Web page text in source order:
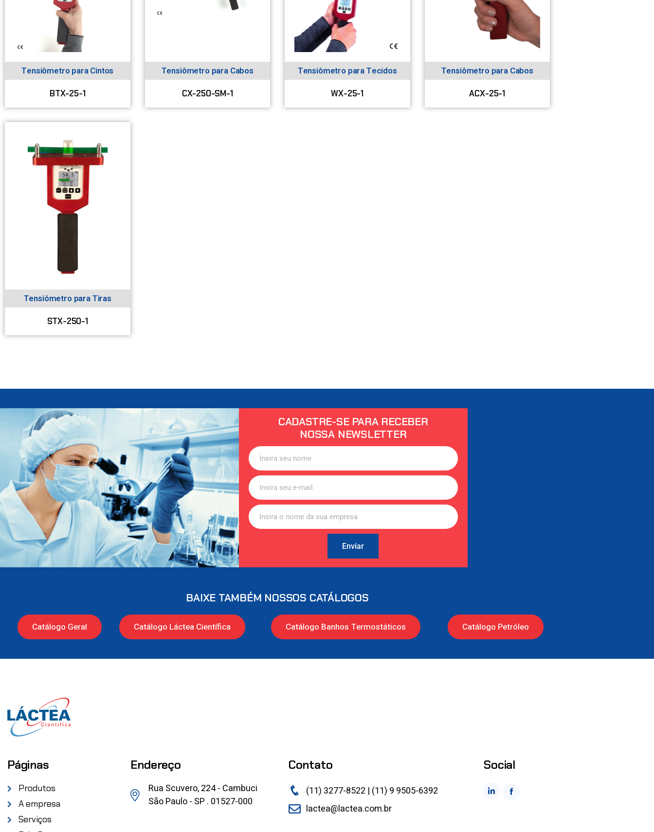
Tensiômetro para Cintos
BTX-25-1
Tensiômetro para Cabos
CX-250-SM-1
Tensiômetro para Tecidos
WX-25-1
Tensiômetro para Cabos
ACX-25-1
Tensiômetro para Tiras
STX-250-1
CADASTRE-SE PARA RECEBER
NOSSA NEWSLETTER
Enviar
BAIXE TAMBÉM NOSSOS CATÁLOGOS
Catálogo Geral Catálogo Láctea Científica Catálogo Banhos Termostáticos Catálogo Petróleo
Páginas
Produtos
A empresa
Serviços
Endereço
Rua Scuvero, 224 - Cambuci
São Paulo - SP . 01527-000
Contato
(11) 3277-8522 | (11) 9 9505-6392
lactea@lactea.com.br
Social